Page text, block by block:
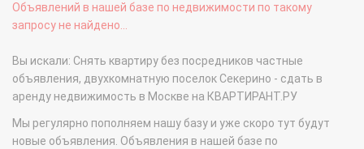
Объявлений в нашей базе по недвижимости по такому
запросу не найдено...
Вы искали: Снять квартиру без посредников частные
объявления, двухкомнатную поселок Секерино - сдать в
аренду недвижимость в Москве на КВАРТИРАНТ.РУ
Мы регулярно пополняем нашу базу и уже скоро тут будут
новые объявления. Объявления в нашей базе по